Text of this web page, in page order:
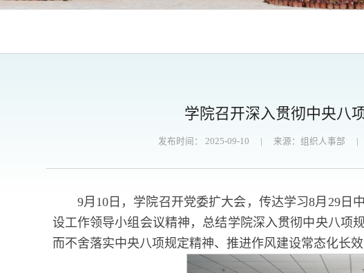
学院召开深入贯彻中央八
发布时间： 2025-09-10 |来源：组织人事部
9月10日，学院召开党委扩大会，传达学习8月29日
设工作领导小组会议精神，总结学院深入贯彻中央八项
而不舍落实中央八项规定精神、推进作风建设常态化长